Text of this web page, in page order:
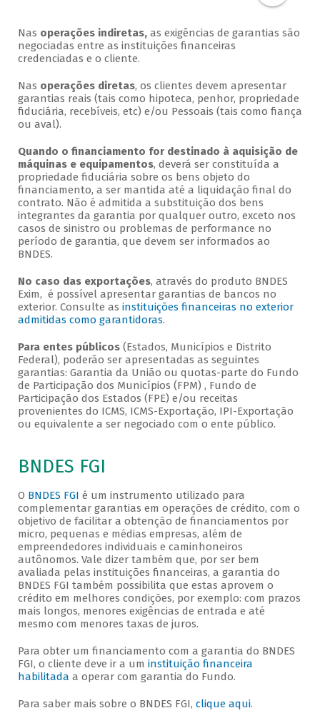
Nas operações indiretas,as exigências de garantias são
negociadas entre as instituições financeiras
credenciadas e o cliente.
Nas operações diretas, os clientes devem apresentar
garantias reais (tais como hipoteca, penhor, propriedade
fiduciária, recebíveis, etc) e/ou Pessoais (tais como fiança
ou aval).
Quando o financiamento for destinado à aquisição de
máquinas e equipamentos, deverá ser constituída a
propriedade fiduciária sobre os bens objeto do
financiamento, a ser mantida até a liquidação final do
contrato. Não é admitida a substituição dos bens
integrantes da garantia por qualquer outro, exceto nos
casos de sinistro ou problemas de performance no
período de garantia, que devem ser informados ao
BNDES.
No caso das exportações, através do produto BNDES
Exim, é possível apresentar garantias de bancos no
exterior. Consulte as instituições financeiras no exterior
admitidas como garantidoras.
Para entes públicos(Estados, Municípios e Distrito
Federal), poderão ser apresentadas as seguintes
garantias: Garantia da União ou quotas-parte do Fundo
de Participação dos Municípios (FPM) , Fundo de
Participação dos Estados (FPE) e/ou receitas
provenientes do ICMS, ICMS-Exportação, IPI-Exportação
ou equivalente a ser negociado com o ente público.
BNDES FGI
O BNDES FGI é um instrumento utilizado para
complementar garantias em operações de crédito, com o
objetivo de facilitar a obtenção de financiamentos por
micro, pequenas e médias empresas, além de
empreendedores individuais e caminhoneiros
autônomos. Vale dizer também que, por ser bem
avaliada pelas instituições financeiras, a garantia do
BNDES FGI também possibilita que estas aprovem o
crédito em melhores condições, por exemplo: com prazos
mais longos, menores exigências de entrada e até
mesmo com menores taxas de juros.
Para obter um financiamento com a garantia do BNDES
FGI, o cliente deve ir a um instituição financeira
habilitada a operar com garantia do Fundo.
Para saber mais sobre o BNDES FGI, clique aqui.